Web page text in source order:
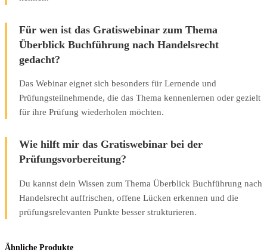
Für wen ist das Gratiswebinar zum Thema
Überblick Buchführung nach Handelsrecht
gedacht?
Das Webinar eignet sich besonders für Lernende und
Prüfungsteilnehmende, die das Thema kennenlernen oder gezielt
für ihre Prüfung wiederholen möchten.
Wie hilft mir das Gratiswebinar bei der
Prüfungsvorbereitung?
Du kannst dein Wissen zum Thema Überblick Buchführung nach
Handelsrecht auffrischen, offene Lücken erkennen und die
prüfungsrelevanten Punkte besser strukturieren.
Ähnliche Produkte